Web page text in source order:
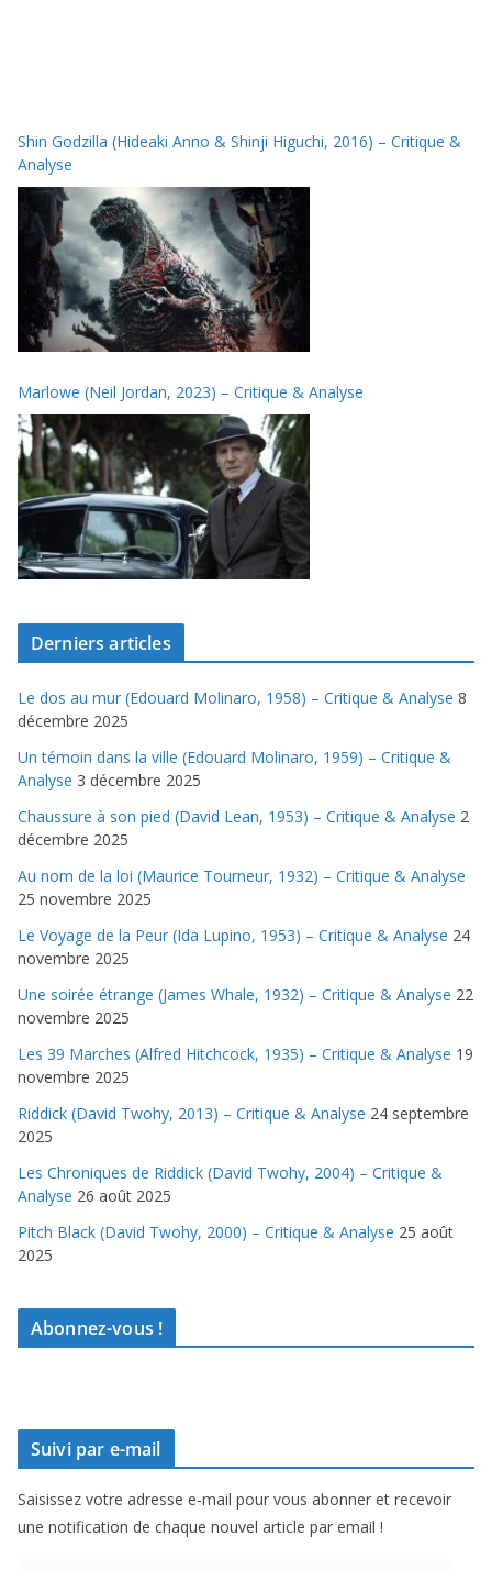
Shin Godzilla (Hideaki Anno & Shinji Higuchi, 2016) – Critique &
Analyse
Marlowe (Neil Jordan, 2023) – Critique & Analyse
Derniers articles
Le dos au mur (Edouard Molinaro, 1958) – Critique & Analyse 8
décembre 2025
Un témoin dans la ville (Edouard Molinaro, 1959) – Critique &
Analyse 3 décembre 2025
Chaussure à son pied (David Lean, 1953) – Critique & Analyse 2
décembre 2025
Au nom de la loi (Maurice Tourneur, 1932) – Critique & Analyse
25 novembre 2025
Le Voyage de la Peur (Ida Lupino, 1953) – Critique & Analyse 24
novembre 2025
Une soirée étrange (James Whale, 1932) – Critique & Analyse 22
novembre 2025
Les 39 Marches (Alfred Hitchcock, 1935) – Critique & Analyse 19
novembre 2025
Riddick (David Twohy, 2013) – Critique & Analyse 24 septembre
2025
Les Chroniques de Riddick (David Twohy, 2004) – Critique &
Analyse 26 août 2025
Pitch Black (David Twohy, 2000) – Critique & Analyse 25 août
2025
Abonnez-vous !
Suivi par e-mail
Saisissez votre adresse e-mail pour vous abonner et recevoir
une notification de chaque nouvel article par email !